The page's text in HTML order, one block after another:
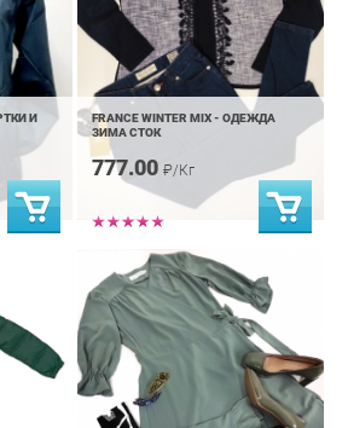
И
FRANCE WINTER MIX - ОДЕЖДА
ЗИМА СТОК
777.00 ₽/Кг